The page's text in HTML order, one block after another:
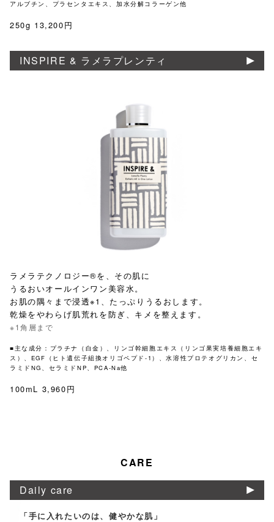
アルブチン、プラセンタエキス、加水分解コラーゲン他
250g 13,200円
INSPIRE & ラメラプレンティ
ラメラテクノロジー®︎を、その肌に
うるおいオールインワン美容水。
お肌の隅々まで浸透※1、たっぷりうるおします。
乾燥をやわらげ肌荒れを防ぎ、キメを整えます。
※1角層まで
■主な成分：プラチナ（白金）、リンゴ幹細胞エキス（リンゴ果実培養細胞エキ
ス）​、EGF（ヒト遺伝子組換オリゴペプド-1）、水溶性プロテオグリカン、セ
ラミドNG、セラミドNP、PCA-Na他
100mL 3,960円
CARE
Daily care
「手に入れたいのは、健やかな肌」